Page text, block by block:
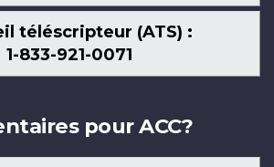
téléscripteur (ATS) :
1-833-921-0071
pour ACC?